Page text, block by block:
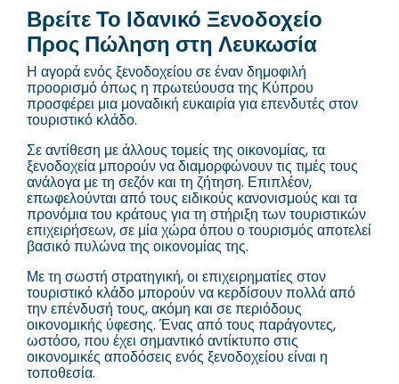
Βρείτε Το Ιδανικό Ξενοδοχείο
Προς Πώληση στη Λευκωσία
Η αγορά ενός ξενοδοχείου σε έναν δημοφιλή
προορισμό όπως η πρωτεύουσα της Κύπρου
προσφέρει μια μοναδική ευκαιρία για επενδυτές στον
τουριστικό κλάδο.
Σε αντίθεση με άλλους τομείς της οικονομίας, τα
ξενοδοχεία μπορούν να διαμορφώνουν τις τιμές τους
ανάλογα με τη σεζόν και τη ζήτηση. Επιπλέον,
επωφελούνται από τους ειδικούς κανονισμούς και τα
προνόμια του κράτους για τη στήριξη των τουριστικών
επιχειρήσεων, σε μία χώρα όπου ο τουρισμός αποτελεί
βασικό πυλώνα της οικονομίας της.
Με τη σωστή στρατηγική, οι επιχειρηματίες στον
τουριστικό κλάδο μπορούν να κερδίσουν πολλά από
την επένδυσή τους, ακόμη και σε περιόδους
οικονομικής ύφεσης. Ένας από τους παράγοντες,
ωστόσο, που έχει σημαντικό αντίκτυπο στις
οικονομικές αποδόσεις ενός ξενοδοχείου είναι η
τοποθεσία.